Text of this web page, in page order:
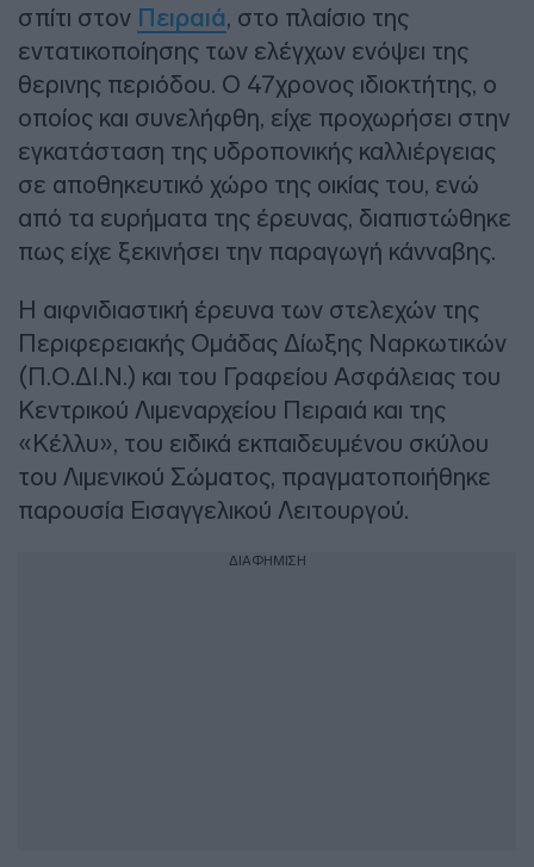
σπίτι στον Πειραιά, στο πλαίσιο της
εντατικοποίησης των ελέγχων ενόψει της
θερινης περιόδου. Ο 47χρονος ιδιοκτήτης, ο
οποίος και συνελήφθη, είχε προχωρήσει στην
εγκατάσταση της υδροπονικής καλλιέργειας
σε αποθηκευτικό χώρο της οικίας του, ενώ
από τα ευρήματα της έρευνας, διαπιστώθηκε
πως είχε ξεκινήσει την παραγωγή κάνναβης.
Η αιφνιδιαστική έρευνα των στελεχών της
Περιφερειακής Ομάδας Δίωξης Ναρκωτικών
(Π.Ο.ΔΙ.Ν.) και του Γραφείου Ασφάλειας του
Κεντρικού Λιμεναρχείου Πειραιά και της
«Κέλλυ», του ειδικά εκπαιδευμένου σκύλου
του Λιμενικού Σώματος, πραγματοποιήθηκε
παρουσία Εισαγγελικού Λειτουργού.
ΔΙΑΦΗΜΙΣΗ